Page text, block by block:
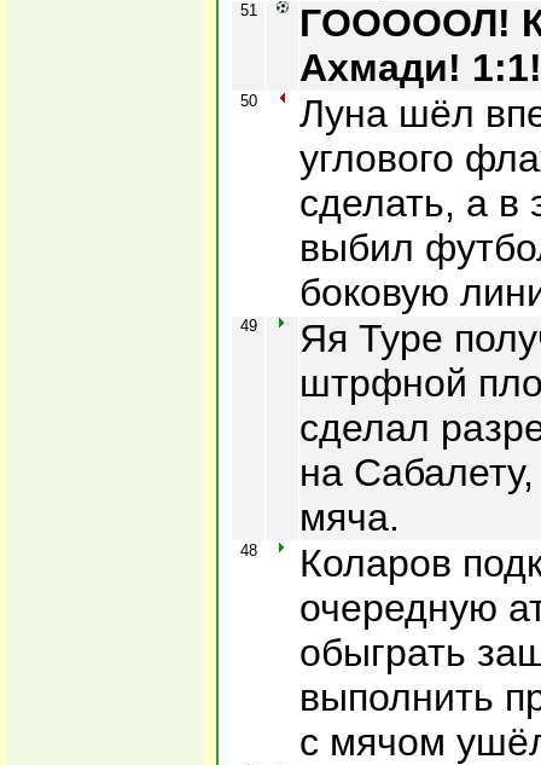
51
ГОООООЛ!
Ахмади! 1:1!
50
Луна шёл
углового
сделать, а в
выбил
боковую
49
Яя Туре
штрфной
сделал
на
мяча.
48
Коларов
очередную
обыграть
выполнить
с мячом